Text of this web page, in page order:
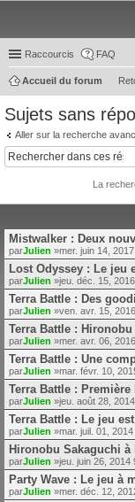
Raccourcis FAQ
Accueil du forum
Sujets sans
Aller sur la recherche
La
Mistwalker : Deux
parJulien »mer. juin 14,
Lost Odyssey : Le jeu
parJulien »jeu. déc. 15,
Terra Battle : Des
parJulien »ven. avr. 15,
Terra Battle :
parJulien »mer. avr. 06,
Terra Battle : Une
parJulien »mar. févr. 10,
Terra Battle :
parJulien »jeu. août 28,
Terra Battle : Le jeu
parJulien »mar. juil. 01,
Hironobu Sakaguchi à
parJulien »jeu. juin 26, 2014
Party Wave : Le jeu à
parJulien »mer. déc. 12,